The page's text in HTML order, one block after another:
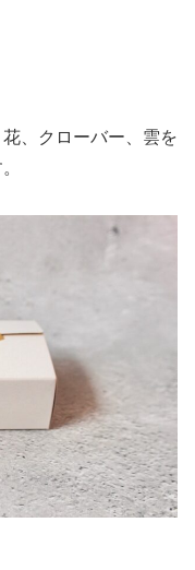
、クローバー、雲を